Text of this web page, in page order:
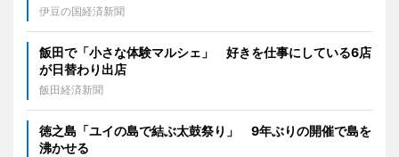
伊豆の国経済新聞
飯田で「小さな体験マルシェ」 好きを仕事にしている6店
が日替わり出店
飯田経済新聞
徳之島「ユイの島で結ぶ太鼓祭り」 9年ぶりの開催で島を
沸かせる